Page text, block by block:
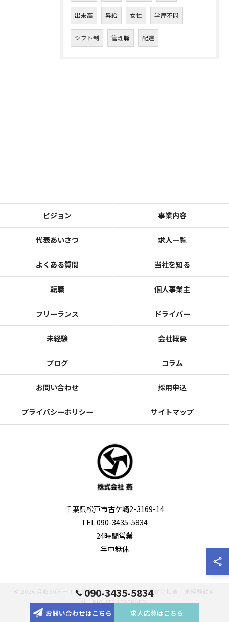
出来高 昇給 女性 学歴不問
シフト制 管理職 配達
090-3435-5834
お問い合わせはこちら 求人応募はこちら
ビジョン 事業内容
代表あいさつ 求人一覧
よくある質問 当社を知る
転職 個人事業主
フリーランス ドライバー
未経験 会社概要
ブログ コラム
お問い合わせ 採用申込
プライバシーポリシー サイトマップ
千葉県松戸市古ケ崎2-3169-14
TEL 090-3435-5834
24時間営業
年中無休
© 2026 月収60万円！千葉のドライバー転職なら株式会社燕｜未経験歓迎
ALL RIGHTS RESERVED.